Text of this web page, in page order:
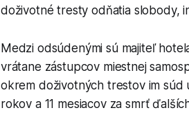
doživotné tresty odňatia slobody,
Medzi odsúdenými sú majiteľ
vrátane zástupcov miestnej
okrem doživotných trestov im súd
rokov a 11 mesiacov za smrť